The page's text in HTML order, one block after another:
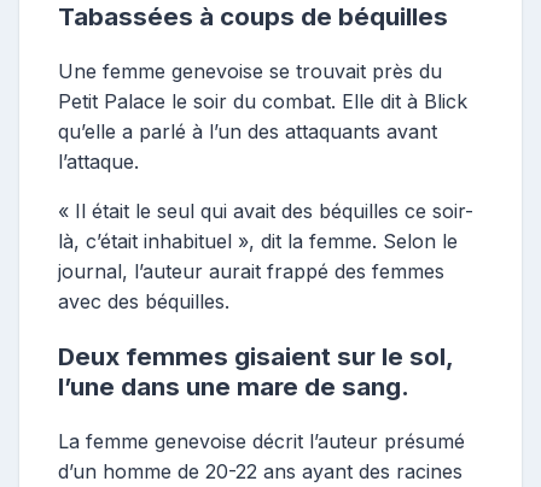
Tabassées à coups de béquilles
Une femme genevoise se trouvait près du
Petit Palace le soir du combat. Elle dit à Blick
qu’elle a parlé à l’un des attaquants avant
l’attaque.
« Il était le seul qui avait des béquilles ce soir-
là, c’était inhabituel », dit la femme. Selon le
journal, l’auteur aurait frappé des femmes
avec des béquilles.
Deux femmes gisaient sur le sol,
l’une dans une mare de sang.
La femme genevoise décrit l’auteur présumé
d’un homme de 20-22 ans ayant des racines